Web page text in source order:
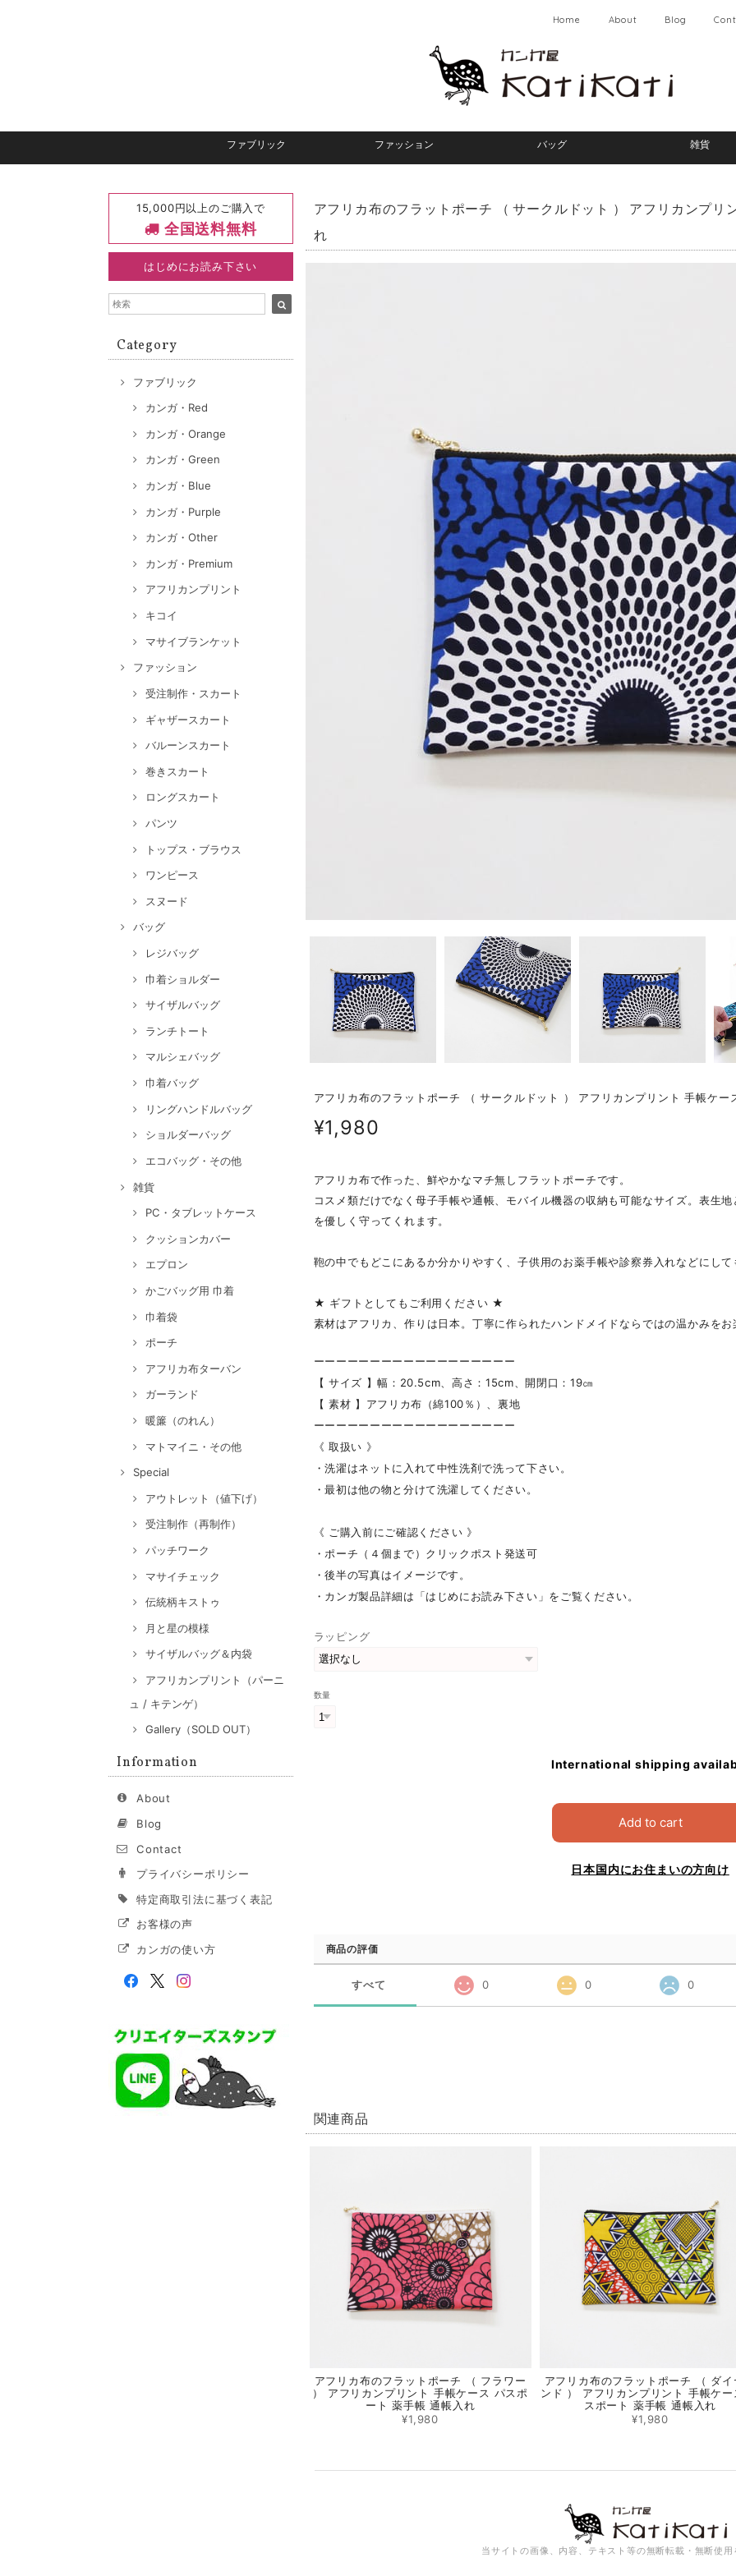
Home About Blog
ファブリック ファッション バッグ 雑貨
15,000円以上のご購入で
全国送料無料
はじめにお読み下さい
Category
ファブリック
カンガ・Red
カンガ・Orange
カンガ・Green
カンガ・Blue
カンガ・Purple
カンガ・Other
カンガ・Premium
アフリカンプリント
キコイ
マサイブランケット
ファッション
受注制作・スカート
ギャザースカート
バルーンスカート
巻きスカート
ロングスカート
パンツ
トップス・ブラウス
ワンピース
スヌード
バッグ
レジバッグ
巾着ショルダー
サイザルバッグ
ランチトート
マルシェバッグ
巾着バッグ
リングハンドルバッグ
ショルダーバッグ
エコバッグ・その他
雑貨
PC・タブレットケース
クッションカバー
エプロン
かごバッグ用 巾着
巾着袋
ポーチ
アフリカ布ターバン
ガーランド
暖簾（のれん）
マトマイニ・その他
Special
アウトレット（値下げ）
受注制作（再制作）
パッチワーク
マサイチェック
伝統柄キストゥ
月と星の模様
サイザルバッグ＆内袋
アフリカンプリント（パーニ
ュ / キテンゲ）
Gallery（SOLD OUT）
Information
About
Blog
Contact
プライバシーポリシー
特定商取引法に基づく表記
お客様の声
カンガの使い方
アフリカ布のフラットポーチ （ サークルドット ） アフリカンプリ
れ
アフリカ布のフラットポーチ （ サークルドット ） アフリカンプリント 手帳ケ
¥1,980
アフリカ布で作った、鮮やかなマチ無しフラットポーチです。
コスメ類だけでなく母子手帳や通帳、モバイル機器の収納も可能なサイズ。表生
を優しく守ってくれます。
鞄の中でもどこにあるか分かりやすく、子供用のお薬手帳や診察券入れなどにし
★ ギフトとしてもご利用ください ★
素材はアフリカ、作りは日本。丁寧に作られたハンドメイドならではの温かみを
ーーーーーーーーーーーーーーーーーー
【 サイズ 】幅：20.5cm、高さ：15cm、開閉口：19㎝
【 素材 】アフリカ布（綿100％）、裏地
ーーーーーーーーーーーーーーーーーー
《 取扱い 》
・洗濯はネットに入れて中性洗剤で洗って下さい。
・最初は他の物と分けて洗濯してください。
《 ご購入前にご確認ください 》
・ポーチ（４個まで）クリックポスト発送可
・後半の写真はイメージです。
・カンガ製品詳細は「はじめにお読み下さい」をご覧ください。
ラッピング
数量
International shipping
Add to cart
日本国内にお住まいの方向け
商品の評価
すべて 0 0 0
関連商品
アフリカ布のフラットポーチ （ フラワー
） アフリカンプリント 手帳ケース パスポ
ート 薬手帳 通帳入れ
¥1,980
アフリカ布のフラットポーチ （ ダイ
ンド ） アフリカンプリント 手帳ケ
スポート 薬手帳 通帳入れ
¥1,980
当サイトの画像、内容、テキスト等の無断転載・無断使